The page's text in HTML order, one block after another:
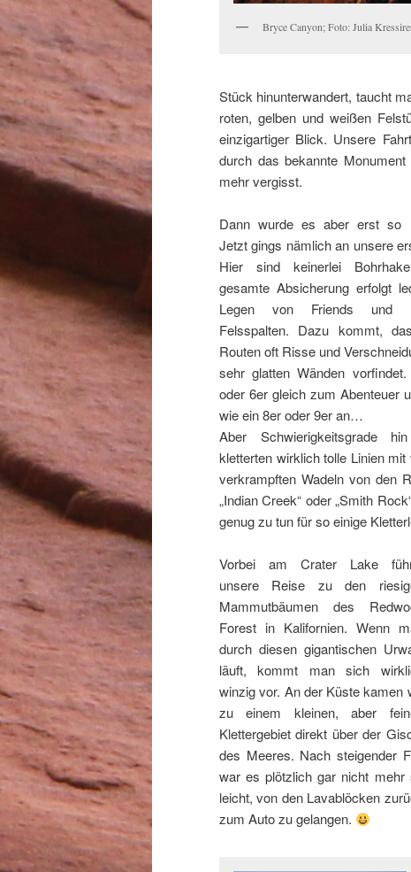
Bryce Canyon; Foto: Julia
Stück hinunterwandert, taucht
roten, gelben und weißen
einzigartiger Blick. Unsere
durch das bekannte
mehr vergisst.
Dann wurde es aber erst so
Jetzt gings nämlich an unsere
Hier sind keinerlei
gesamte Absicherung erfolgt
Legen von Friends und
Felsspalten. Dazu kommt,
Routen oft Risse und
sehr glatten Wänden
oder 6er gleich zum Abenteuer
wie ein 8er oder 9er an…
Aber Schwierigkeitsgrade
kletterten wirklich tolle Linien mit
verkrampften Wadeln von den
„Indian Creek“ oder „Smith
genug zu tun für so einige
Vorbei am Crater Lake
unsere Reise zu den
Mammutbäumen des
Forest in Kalifornien. Wenn
durch diesen gigantischen
läuft, kommt man sich
winzig vor. An der Küste kamen
zu einem kleinen, aber
Klettergebiet direkt über der
des Meeres. Nach steigender
war es plötzlich gar nicht mehr
leicht, von den Lavablöcken
zum Auto zu gelangen.